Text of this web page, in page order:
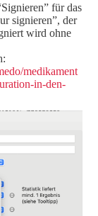
für das
signieren”, der
wird ohne
medikament
in-den-